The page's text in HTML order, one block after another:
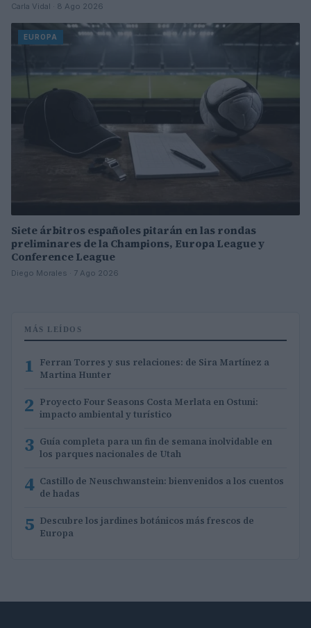
Carla Vidal · 8 Ago 2026
EUROPA
Siete árbitros españoles pitarán en las rondas
preliminares de la Champions, Europa League y
Conference League
Diego Morales · 7 Ago 2026
MÁS LEÍDOS
1 Ferran Torres y sus relaciones: de Sira Martínez a
Martina Hunter
2 Proyecto Four Seasons Costa Merlata en Ostuni:
impacto ambiental y turístico
3 Guía completa para un fin de semana inolvidable en
los parques nacionales de Utah
4 Castillo de Neuschwanstein: bienvenidos a los cuentos
de hadas
5 Descubre los jardines botánicos más frescos de
Europa